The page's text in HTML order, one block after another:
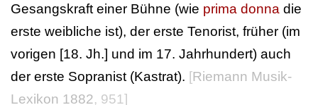
Gesangskraft einer Bühne (wie prima donna die
erste weibliche ist), der erste Tenorist, früher (im
vorigen [18. Jh.] und im 17. Jahrhundert) auch
der erste Sopranist (Kastrat). [Riemann Musik-
Lexikon 1882, 951]